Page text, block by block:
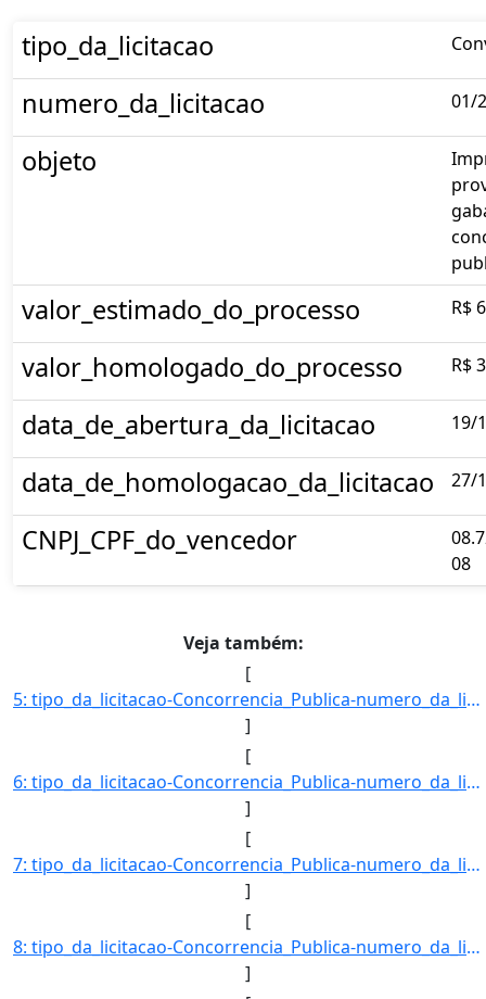
tipo_da_licitacao
numero_da_licitacao 01/
objeto
valor_estimado_do_processo R$
valor_homologado_do_processo R$
data_de_abertura_da_licitacao 19/
data_de_homologacao_da_licitacao 27/
CNPJ_CPF_do_vencedor
08
Veja também:
[
5: tipo_da_licitacao-Concorrencia_Publica-numero_da_licitacao-01/2018-objeto-Cobertura_da_quadra_polies]
]
[
6: tipo_da_licitacao-Concorrencia_Publica-numero_da_licitacao-02/2018-objeto-Construcao_de_barracao_pre]
]
[
7: tipo_da_licitacao-Concorrencia_Publica-numero_da_licitacao-03/2018-objeto-Reforma_das_casas_de_NA_pa]
]
[
8: tipo_da_licitacao-Concorrencia_Publica-numero_da_licitacao-05/2018-objeto-Cobertura_da_quadra_polies]
]